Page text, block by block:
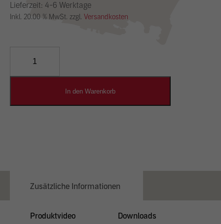
Lieferzeit: 4-6 Werktage
Inkl. 20.00 % MwSt. zzgl. Versandkosten
Designputz
In den Warenkorb
Zusätzliche Informationen
Produktvideo Downloads